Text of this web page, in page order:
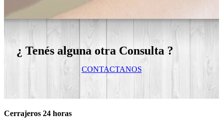
¿ Tenés alguna otra Consulta ?
CONTACTANOS
Cerrajeros 24 horas